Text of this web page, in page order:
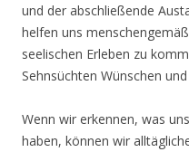
und der abschließende
helfen uns
seelischen Erleben zu
Sehnsüchten Wünschen
Wenn wir erkennen, was
haben, können wir